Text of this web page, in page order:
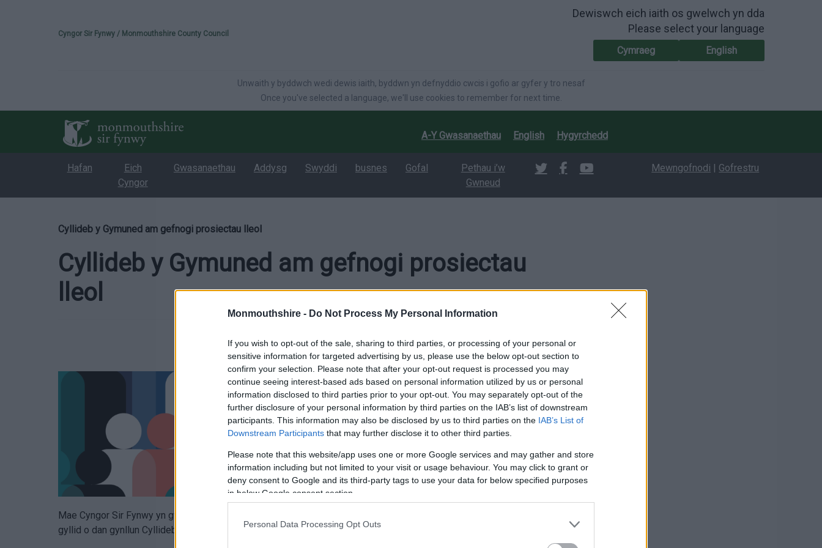
Monmouthshire - Do Not Process My Personal Information
If you wish to opt-out of the sale, sharing to third parties, or processing of your personal or
sensitive information for targeted advertising by us, please use the below opt-out section to
confirm your selection. Please note that after your opt-out request is processed you may
continue seeing interest-based ads based on personal information utilized by us or personal
information disclosed to third parties prior to your opt-out. You may separately opt-out of the
further disclosure of your personal information by third parties on the IAB’s list of downstream
participants. This information may also be disclosed by us to third parties on the IAB’s List of
Downstream Participants that may further disclose it to other third parties.
Please note that this website/app uses one or more Google services and may gather and store
information including but not limited to your visit or usage behaviour. You may click to grant or
deny consent to Google and its third-party tags to use your data for below specified purposes
in below Google consent section.
Personal Data Processing Opt Outs
Please select your language
Cyngor Sir Fynwy / Monmouthshire County Council
Dewiswch eich iaith os gwelwch yn dda
Please select your language
Cymraeg English
Unwaith y byddwch wedi dewis iaith, byddwn yn defnyddio cwcis i gofio ar gyfer y tro nesaf
Once you've selected a language, we'll use cookies to remember for next time.
A-Y Gwasanaethau English Hygyrchedd
Hafan
Eich
Cyngor
Gwasanaethau Addysg Swyddi busnes Gofal
Pethau i’w
Gwneud
Mewngofnodi | Gofrestru
Cyllideb y Gymuned am gefnogi prosiectau lleol
Cyllideb y Gymuned am gefnogi prosiectau
lleol
Mae Cyngor Sir Fynwy yn gwahodd aelodau o’r gymuned a mudiadau cymunedol i gyflwyno ceisiadau am
gyllid o dan gynllun Cyllideb y Gymuned.